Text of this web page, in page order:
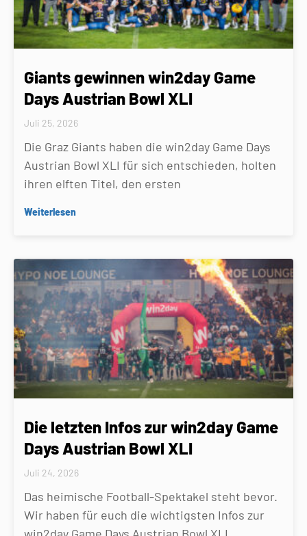
Giants gewinnen win2day Game
Days Austrian Bowl XLI
Juli 25, 2026
Die Graz Giants haben die win2day Game Days
Austrian Bowl XLI für sich entschieden, holten
ihren elften Titel, den ersten
Weiterlesen
Die letzten Infos zur win2day Game
Days Austrian Bowl XLI
Juli 24, 2026
Das heimische Football-Spektakel steht bevor.
Wir haben für euch die wichtigsten Infos zur